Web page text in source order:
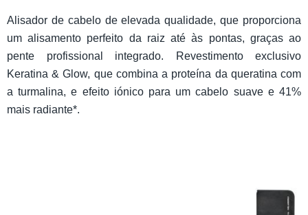
Alisador de cabelo de elevada qualidade, que proporciona
um alisamento perfeito da raiz até às pontas, graças ao
pente profissional integrado. Revestimento exclusivo
Keratina & Glow, que combina a proteína da queratina com
a turmalina, e efeito iónico para um cabelo suave e 41%
mais radiante*.